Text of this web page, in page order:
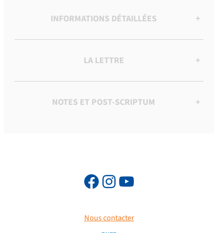
INFORMATIONS DÉTAILLÉES +
LA LETTRE +
NOTES ET POST-SCRIPTUM +
Nous contacter